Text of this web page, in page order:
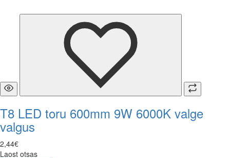
T8 LED toru 600mm 9W 6000K valge
valgus
2,44€
Laost otsas